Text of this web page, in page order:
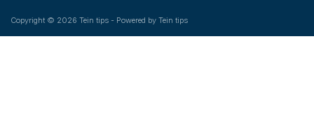
Copyright © 2026 Tein tips - Powered by Tein tips